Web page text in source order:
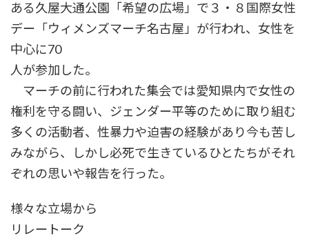
ある久屋大通公園「希望の広場」で３・８国際女性
デー「ウィメンズマーチ名古屋」が行われ、女性を
中心に70
人が参加した。
マーチの前に行われた集会では愛知県内で女性の
権利を守る闘い、ジェンダー平等のために取り組む
多くの活動者、性暴力や迫害の経験があり今も苦し
みながら、しかし必死で生きているひとたちがそれ
ぞれの思いや報告を行った。
様々な立場から
リレートーク